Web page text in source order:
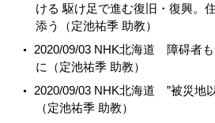
ける 駆け足で進む復旧・復興。
添う（定池祐季 助教）
2020/09/03 NHK北海道 障碍者
に（定池祐季 助教）
2020/09/03 NHK北海道 ”被災地
（定池祐季 助教）